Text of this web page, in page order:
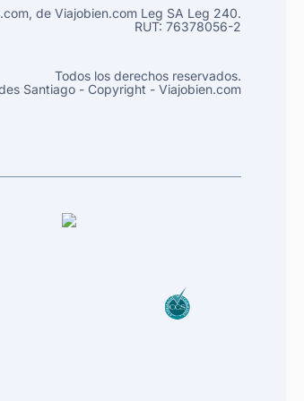
de Viajobien.com Leg SA Leg 240.
RUT: 76378056-2
Todos los derechos reservados.
Santiago - Copyright - Viajobien.com